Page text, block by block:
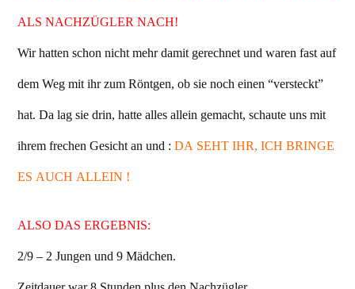
ALS NACHZÜGLER NACH!
Wir hatten schon nicht mehr damit gerechnet und waren fast auf
dem Weg mit ihr zum Röntgen, ob sie noch einen “versteckt”
hat. Da lag sie drin, hatte alles allein gemacht, schaute uns mit
ihrem frechen Gesicht an und : DA SEHT IHR, ICH BRINGE
ES AUCH ALLEIN !
ALSO DAS ERGEBNIS:
2/9 – 2 Jungen und 9 Mädchen.